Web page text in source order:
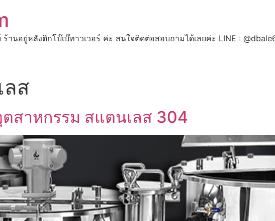
นอยู่หลังตึกโบ๊เบ๊ทาวเวอร์ ค่ะ สนใจติดต่อสอบถามได้เลยค่ะ LINE :
ลส
สาหกรรม สแตนเลส 304